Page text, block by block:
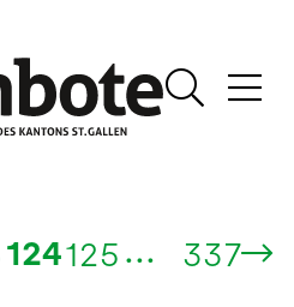
124125 ... 337